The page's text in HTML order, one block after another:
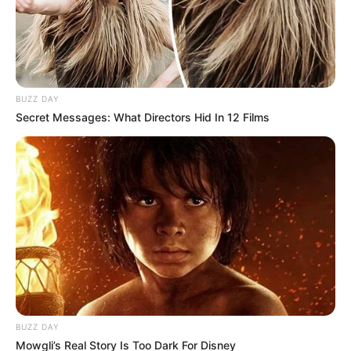
Tomada de Twitter
Por:Julieth Paola Hernández Parra
Octubre 6, 2020
COMPARTIR
BUZZ DAY
Secret Messages: What Directors Hid In 12 Films
BUZZ DAY
Mowgli’s Real Story Is Too Dark For Disney